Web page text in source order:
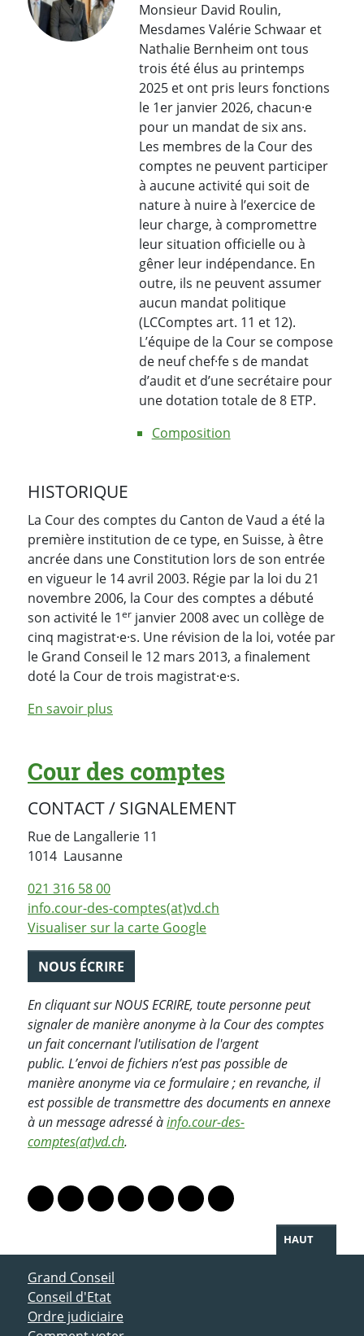
Monsieur David Roulin,
Mesdames Valérie Schwaar et
Nathalie Bernheim ont tous
trois été élus au printemps
2025 et ont pris leurs fonctions
le 1er janvier 2026, chacun·e
pour un mandat de six ans.
Les membres de la Cour des
comptes ne peuvent participer
à aucune activité qui soit de
nature à nuire à l’exercice de
leur charge, à compromettre
leur situation officielle ou à
gêner leur indépendance. En
outre, ils ne peuvent assumer
aucun mandat politique
(LCComptes art. 11 et 12).
L’équipe de la Cour se compose
de neuf chef·fe s de mandat
d’audit et d’une secrétaire pour
une dotation totale de 8 ETP.
Composition
HISTORIQUE
La Cour des comptes du Canton de Vaud a été la
première institution de ce type, en Suisse, à être
ancrée dans une Constitution lors de son entrée
en vigueur le 14 avril 2003. Régie par la loi du 21
novembre 2006, la Cour des comptes a débuté
son activité le 1er janvier 2008 avec un collège de
cinq magistrat·e·s. Une révision de la loi, votée par
le Grand Conseil le 12 mars 2013, a finalement
doté la Cour de trois magistrat·e·s.
En savoir plus
Cour des comptes
CONTACT / SIGNALEMENT
Rue de Langallerie 11
1014 LausanneSuisse
021 316 58 00
info.cour-des-comptes(at)vd.ch
Visualiser sur la carte Google
NOUS ÉCRIRE
En cliquant sur NOUS ECRIRE, toute personne peut
signaler de manière anonyme à la Cour des comptes
un fait concernant l'utilisation de l'argent
public. L’envoi de fichiers n’est pas possible de
manière anonyme via ce formulaire ; en revanche, il
est possible de transmettre des documents en annexe
à un message adressé àinfo.cour-des-
comptes(at)vd.ch.
Lien vers le profil Mastodon
Lien vers le profil Bluesky
Lien vers le profil Instagram
Lien vers le profil Linkedin
Lien vers le profil Facebook
Lien vers le profil Twitter
Partager par WhatsApp
HAUT
ACCÈS DIRECT
Grand Conseil
Conseil d'Etat
Ordre judiciaire